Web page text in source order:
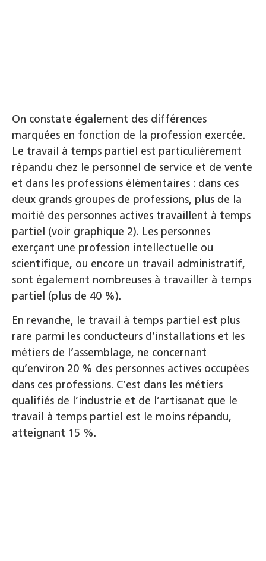
On constate également des différences
marquées en fonction de la profession exercée.
Le travail à temps partiel est particulièrement
répandu chez le personnel de service et de vente
et dans les professions élémentaires : dans ces
deux grands groupes de professions, plus de la
moitié des personnes actives travaillent à temps
partiel (voir graphique 2). Les personnes
exerçant une profession intellectuelle ou
scientifique, ou encore un travail administratif,
sont également nombreuses à travailler à temps
partiel (plus de 40 %).
En revanche, le travail à temps partiel est plus
rare parmi les conducteurs d’installations et les
métiers de l’assemblage, ne concernant
qu’environ 20 % des personnes actives occupées
dans ces professions. C’est dans les métiers
qualifiés de l’industrie et de l’artisanat que le
travail à temps partiel est le moins répandu,
atteignant 15 %.